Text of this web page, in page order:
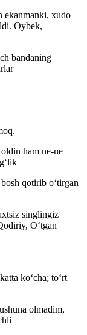
ekanmanki, xudo
Oybek,
bandaning
ham ne-ne
qotirib oʻtirgan
singlingiz
Oʻtgan
koʻcha; toʻrt
olmadim,